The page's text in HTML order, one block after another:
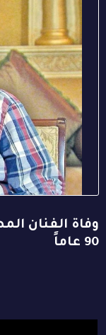
وفاة الفنان
90 عاماً